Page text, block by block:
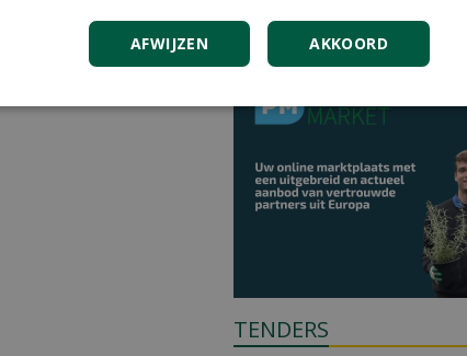
TENDERS
AKKOORD
AFWIJZEN